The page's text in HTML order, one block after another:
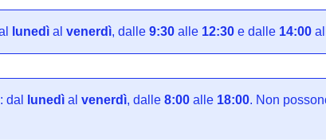
lunedì al venerdì, dalle 9:30 alle 12:30 e dalle 14:00
dal lunedì al venerdì, dalle 8:00 alle 18:00. Non